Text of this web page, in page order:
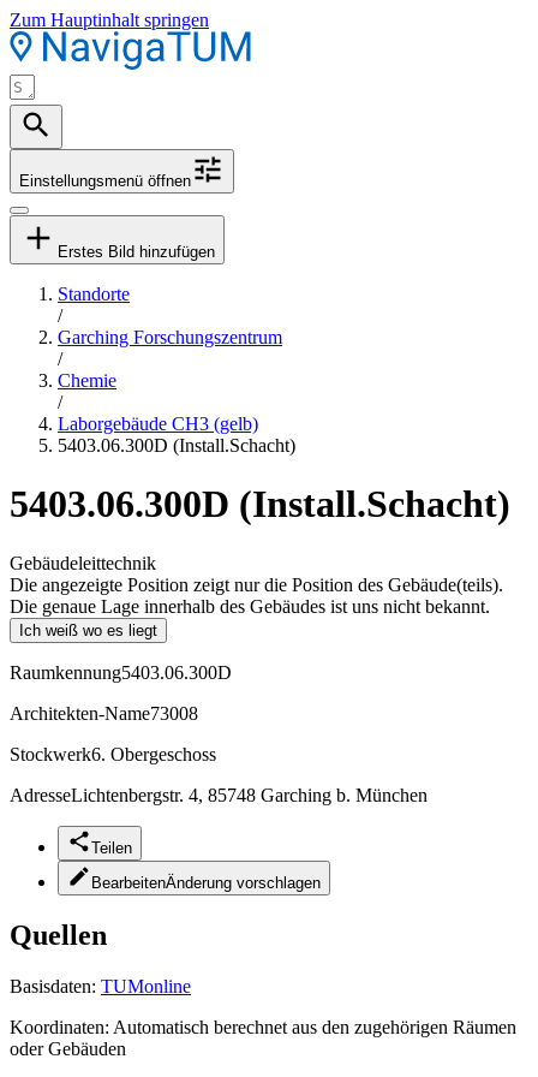
Zum Hauptinhalt springen
Einstellungsmenü öffnen
Erstes Bild hinzufügen
Standorte
/
Garching Forschungszentrum
/
Chemie
/
Laborgebäude CH3 (gelb)
5403.06.300D (Install.Schacht)
5403.06.300D (Install.Schacht)
Gebäudeleittechnik
Die angezeigte Position zeigt nur die Position des Gebäude(teils).
Die genaue Lage innerhalb des Gebäudes ist uns nicht bekannt.
Ich weiß wo es liegt
Raumkennung5403.06.300D
Architekten-Name73008
Stockwerk6. Obergeschoss
AdresseLichtenbergstr. 4, 85748 Garching b. München
Teilen
BearbeitenÄnderung vorschlagen
Quellen
Basisdaten: TUMonline
Koordinaten: Automatisch berechnet aus den zugehörigen Räumen
oder Gebäuden